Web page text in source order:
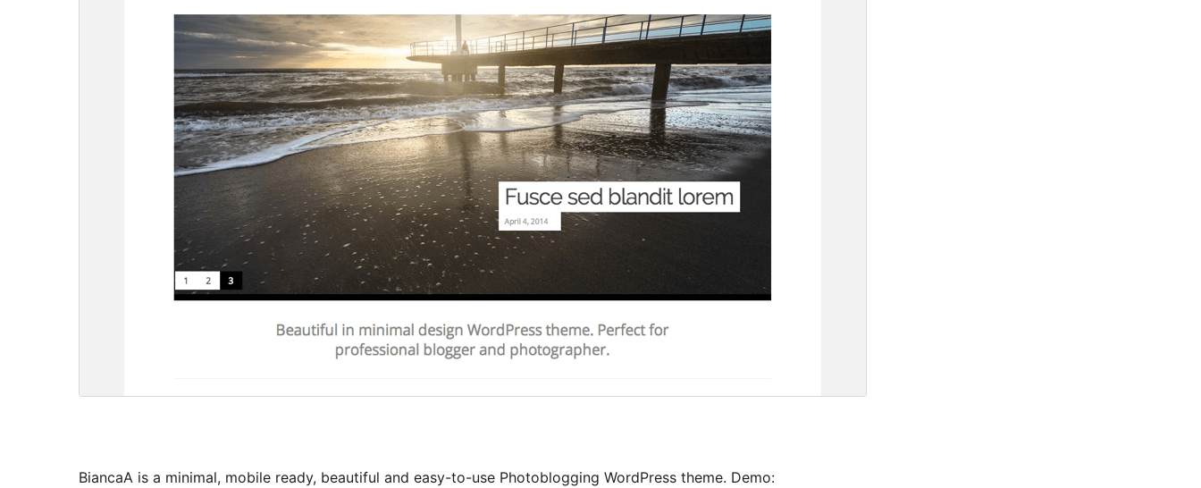
BiancaA is a minimal, mobile ready, beautiful and easy-to-use Photoblogging WordPress theme. Demo: